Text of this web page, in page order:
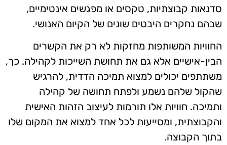
סדנאות קבוצתיות, טקסים או מפגשים אינטימיים,
שבהם נחקרים היבטים שונים של הקיום האנושי.
החוויות המשותפות מחזקות לא רק את הקשרים
הבין-אישיים אלא גם את תחושת השייכות לקהילה. כך,
משתתפים יכולים למצוא תמיכה הדדית, להרגיש
שהקול שלהם נשמע ולפתח תחושה של קהילה
ותמיכה. חוויות אלו תורמות לעיצוב הזהות האישית
והקבוצתית, ומסייעות לכל אחד למצוא את המקום שלו
בתוך הקבוצה.